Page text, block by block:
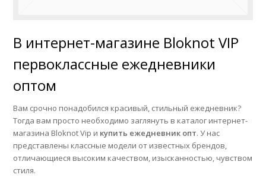
В интернет-магазине Bloknot VIP
первоклассные ежедневники
оптом
Вам срочно понадобился красивый, стильный ежедневник?
Тогда вам просто необходимо заглянуть в каталог интернет-
магазина Bloknot Vip и купить ежедневник опт. У нас
представлены классные модели от известных брендов,
отличающиеся высоким качеством, изысканностью, чувством
стиля.